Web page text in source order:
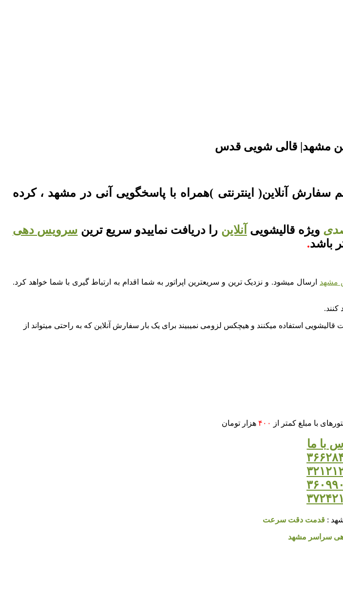
مشهد| قالی شویی قدس
آنلاین( اینترنتی )همراه با پاسخگویی آنی در مشهد ، کرده
ویژه قالیشویی آنلاین را دریافت نماییدو سریع ترین سرویس دهی
باشد.
مشهد ارسال میشود. و نزدیک ترین و سریعترین اپراتور به شما اقدام به ارتباط گیری با شما خواهد کرد.
کنند.
استفاده میکنند و هیچکس لزومی نمیبیند برای یک بار سفارش آنلاین که به راحتی میتواند از
۴۰۰ هزار تومان
با ما
: قدمت دقت سرعت
سراسر مشهد